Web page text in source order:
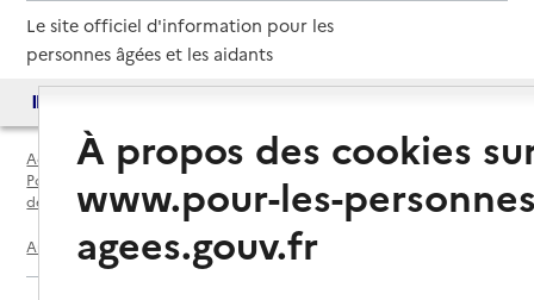
Le site officiel d'information pour les
personnes âgées et les aidants
Accueil
Espace annuaire
Points d'information locaux dédiés aux personnes âgées par
département
Aube (10) Troyes Unité Autonomie de Troyes
À propos des cookies
www.pour-les-
agees.gouv.fr